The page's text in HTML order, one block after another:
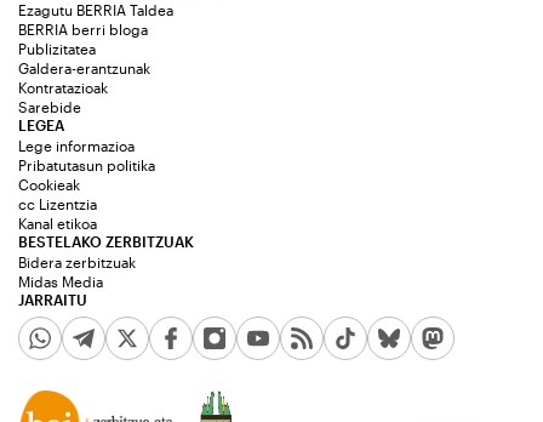
Ezagutu BERRIA Taldea
BERRIA berri bloga
Publizitatea
Galdera-erantzunak
Kontratazioak
Sarebide
JARRAITU
LEGEA
Lege informazioa
Pribatutasun politika
Cookieak
cc Lizentzia
Kanal etikoa
BESTELAKO ZERBITZUAK
Bidera zerbitzuak
Midas Media